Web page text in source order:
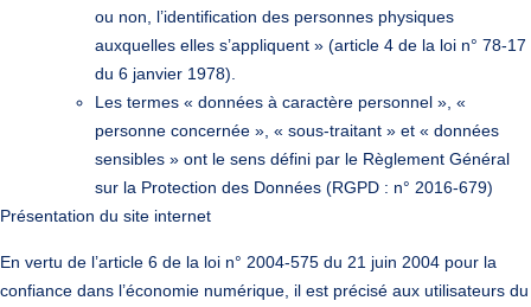
ou non, l’identification des personnes physiques
auxquelles elles s’appliquent » (article 4 de la loi n° 78-17
du 6 janvier 1978).
Les termes « données à caractère personnel », «
personne concernée », « sous-traitant » et « données
sensibles » ont le sens défini par le Règlement Général
sur la Protection des Données (RGPD : n° 2016-679)
Présentation du site internet
En vertu de l’article 6 de la loi n° 2004-575 du 21 juin 2004 pour la
confiance dans l’économie numérique, il est précisé aux utilisateurs du